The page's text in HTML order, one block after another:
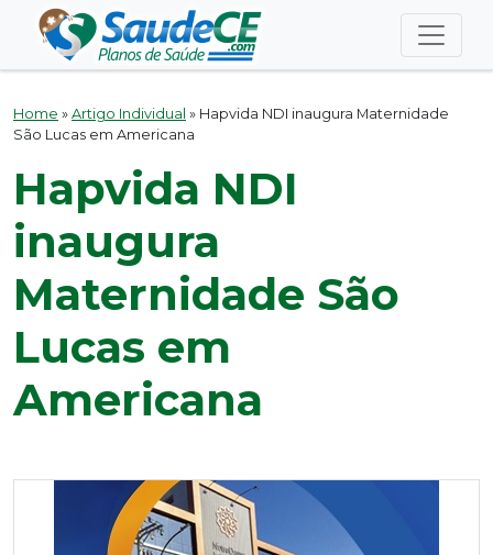
Home » Artigo Individual » Hapvida NDI inaugura Maternidade
São Lucas em Americana
Hapvida NDI
inaugura
Maternidade São
Lucas em
Americana